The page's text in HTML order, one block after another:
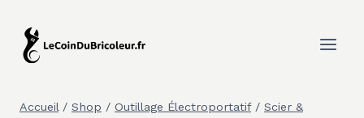
contenu
Accueil / Shop / Outillage Électroportatif / Scier &